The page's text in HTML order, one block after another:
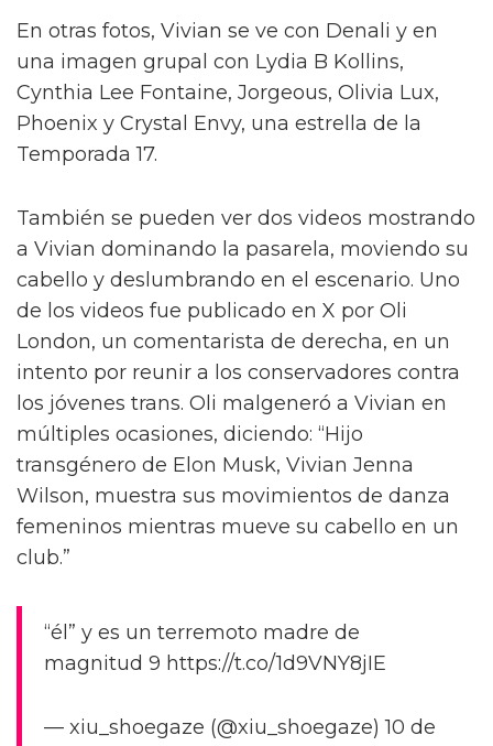
En otras fotos, Vivian se ve con Denali y en
una imagen grupal con Lydia B Kollins,
Cynthia Lee Fontaine, Jorgeous, Olivia Lux,
Phoenix y Crystal Envy, una estrella de la
Temporada 17.
También se pueden ver dos videos mostrando
a Vivian dominando la pasarela, moviendo su
cabello y deslumbrando en el escenario. Uno
de los videos fue publicado en X por Oli
London, un comentarista de derecha, en un
intento por reunir a los conservadores contra
los jóvenes trans. Oli malgeneró a Vivian en
múltiples ocasiones, diciendo: “Hijo
transgénero de Elon Musk, Vivian Jenna
Wilson, muestra sus movimientos de danza
femeninos mientras mueve su cabello en un
club.”
“él” y es un terremoto madre de
magnitud 9 https://t.co/1d9VNY8jIE
— xiu_shoegaze (@xiu_shoegaze) 10 de